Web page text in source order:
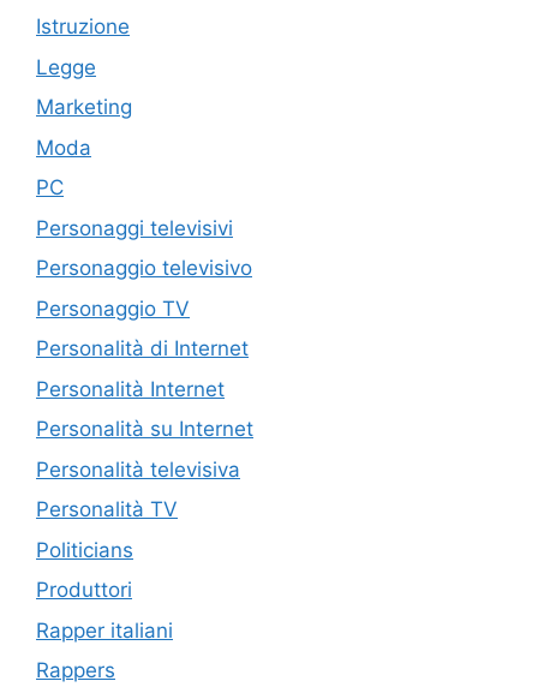
Istruzione
Legge
Marketing
Moda
PC
Personaggi televisivi
Personaggio televisivo
Personaggio TV
Personalità di Internet
Personalità Internet
Personalità su Internet
Personalità televisiva
Personalità TV
Politicians
Produttori
Rapper italiani
Rappers